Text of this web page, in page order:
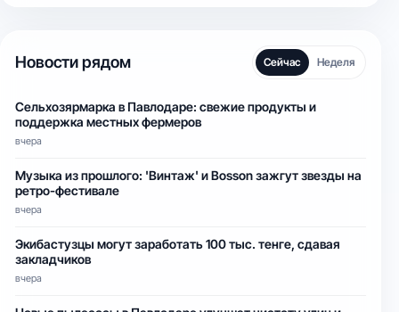
Новости рядом Сейчас Неделя
Сельхозярмарка в Павлодаре: свежие продукты и
поддержка местных фермеров
вчера
Музыка из прошлого: 'Винтаж' и Bosson зажгут звезды на
ретро-фестивале
вчера
Экибастузцы могут заработать 100 тыс. тенге, сдавая
закладчиков
вчера